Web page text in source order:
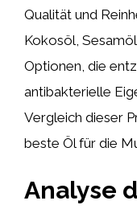
Qualität und
Kokosöl,
Optionen, die
antibakterielle
Vergleich dieser
beste Öl für die
Analyse